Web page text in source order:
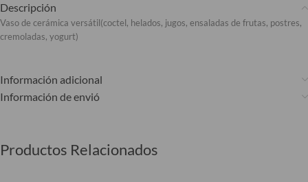
Descripción
Vaso de cerámica versátil(coctel, helados, jugos, ensaladas de frutas, postres,
cremoladas, yogurt)
Información adicional
Información de envió
Productos Relacionados